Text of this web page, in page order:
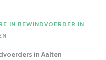
IN BEWINDVOERDER IN
in Aalten